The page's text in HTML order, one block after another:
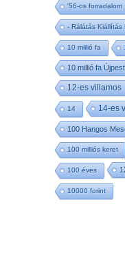
'56-os forradalom
- Rálátás Kiállítás
10 millió fa
10 millió fa
12-es villamos
14 14-es
100 Hangos
100 milliós keret
100 éves
10000 forint